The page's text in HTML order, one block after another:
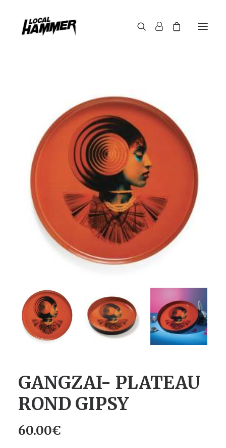
GANGZAI- PLATEAU
ROND GIPSY
60.00€